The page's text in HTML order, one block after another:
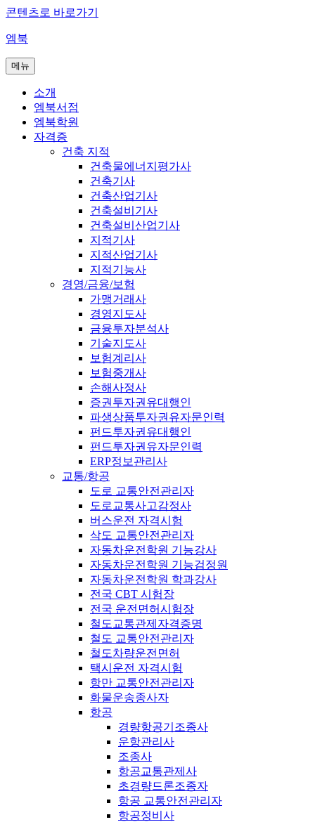
콘텐츠로 바로가기
엠북
메뉴
소개
엠북서점
엠북학원
자격증
건축 지적
건축물에너지평가사
건축기사
건축산업기사
건축설비기사
건축설비산업기사
지적기사
지적산업기사
지적기능사
경영/금융/보험
가맹거래사
경영지도사
금융투자분석사
기술지도사
보험계리사
보험중개사
손해사정사
증권투자권유대행인
파생상품투자권유자문인력
펀드투자권유대행인
펀드투자권유자문인력
ERP정보관리사
교통/항공
도로 교통안전관리자
도로교통사고감정사
버스운전 자격시험
삭도 교통안전관리자
자동차운전학원 기능강사
자동차운전학원 기능검정원
자동차운전학원 학과강사
전국 CBT 시험장
전국 운전면허시험장
철도교통관제자격증명
철도 교통안전관리자
철도차량운전면허
택시운전 자격시험
항만 교통안전관리자
화물운송종사자
항공
경량항공기조종사
운항관리사
조종사
항공교통관제사
초경량드론조종자
항공 교통안전관리자
항공정비사